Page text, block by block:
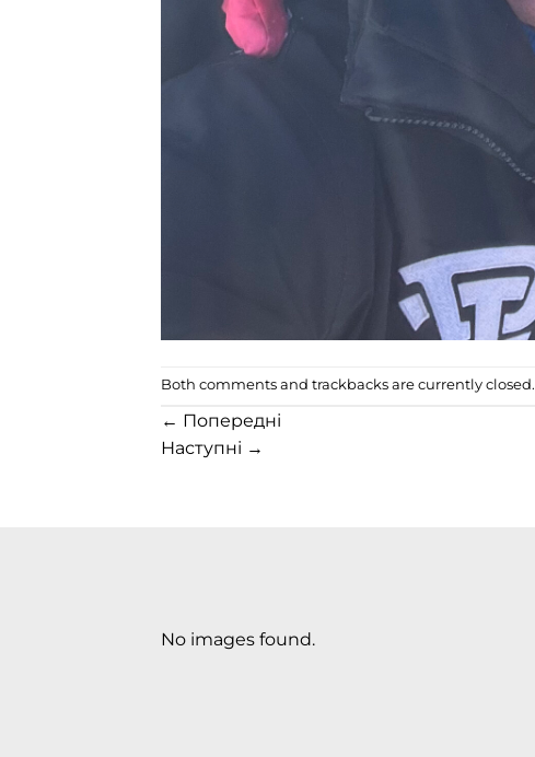
Both comments and trackbacks are currently closed.
← Попередні
Наступні →
No images found.